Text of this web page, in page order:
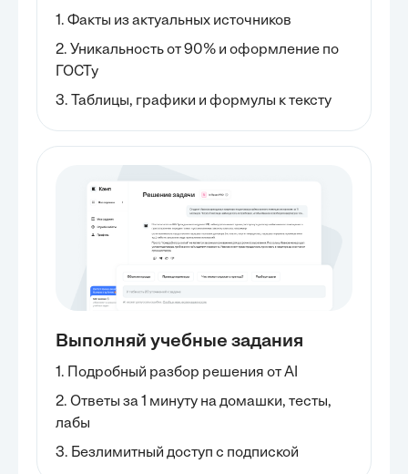
1. Факты из актуальных источников
2. Уникальность от 90% и оформление по
ГОСТу
3. Таблицы, графики и формулы к тексту
Выполняй учебные задания
1. Подробный разбор решения от AI
2. Ответы за 1 минуту на домашки, тесты,
лабы
3. Безлимитный доступ с подпиской